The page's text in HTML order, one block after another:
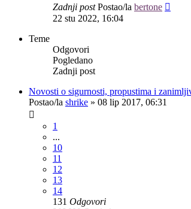
Zadnji postPostao/la bertone
22 stu 2022, 16:04
Teme
Odgovori
Pogledano
Zadnji post
Novosti o sigurnosti, propustima i
Postao/la shrike » 08 lip 2017, 06:31
1
...
10
11
12
13
14
131 Odgovori